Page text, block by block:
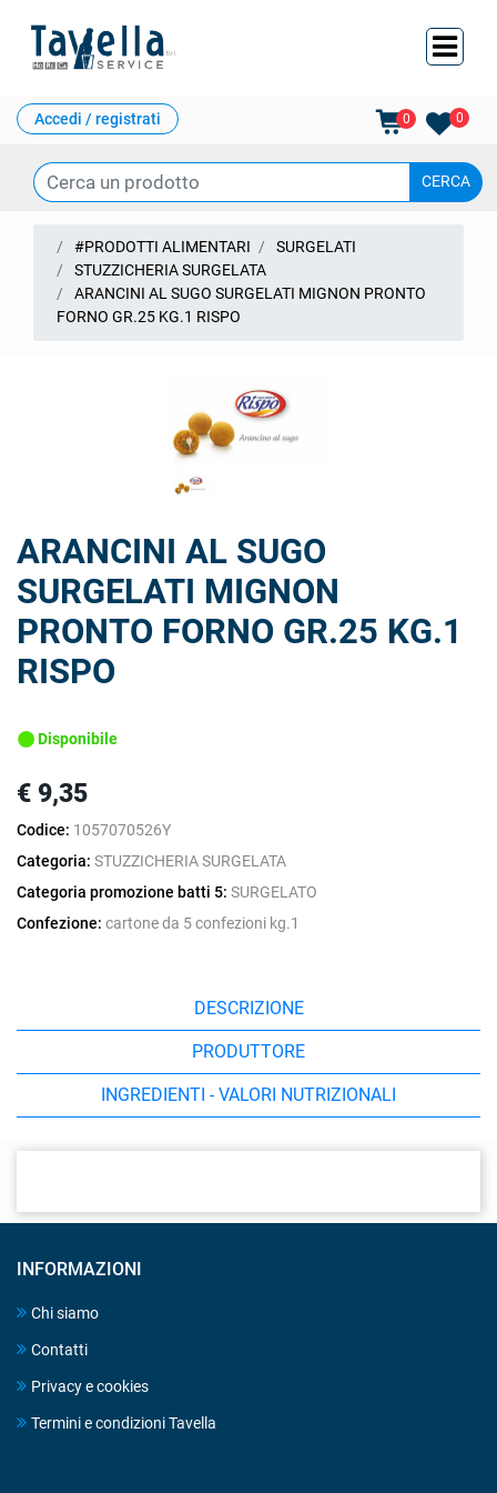
Accedi / registrati 0 0
#PRODOTTI ALIMENTARI
SURGELATI
STUZZICHERIA SURGELATA
ARANCINI AL SUGO SURGELATI MIGNON PRONTO
FORNO GR.25 KG.1 RISPO
ARANCINI AL SUGO
SURGELATI MIGNON
PRONTO FORNO GR.25 KG.1
RISPO
Disponibile
€ 9,35
Codice: 1057070526Y
Categoria: STUZZICHERIA SURGELATA
Categoria promozione batti 5: SURGELATO
Confezione: cartone da 5 confezioni kg.1
DESCRIZIONE
PRODUTTORE
INGREDIENTI - VALORI NUTRIZIONALI
INFORMAZIONI
Chi siamo
Contatti
Privacy e cookies
Termini e condizioni Tavella